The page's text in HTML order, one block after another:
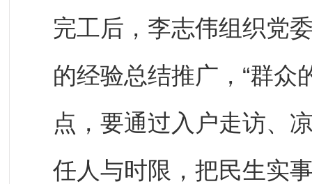
完工后，李志伟组织党
的经验总结推广，“群众
点，要通过入户走访、
任人与时限，把民生实